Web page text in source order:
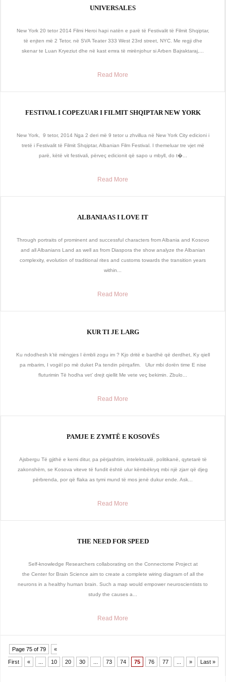
UNIVERSALES
New York 20 tetor 2014 Filmi Heroi hapi natën e parë të Festivalit të Filmit Shqiptar,
të enjten më 2 Tetor, në SVA Teater 333 West 23rd street, NYC. Me regji dhe
skenar te Luan Kryeziut dhe në kast emra të mirënjohur si Arben Bajraktaraj,...
Read More
FESTIVAL I COPEZUAR I FILMIT SHQIPTAR NEW YORK
New York, 9 tetor, 2014 Nga 2 deri më 9 tetor u zhvillua në New York City edicioni i
tretë i Festivalit të Filmit Shqiptar, Albanian Film Festival. I themeluar tre vjet më
parë, këtë vit festivali, përveç edicionit që sapo u mbyll, do t�...
Read More
ALBANIA AS I LOVE IT
Through portraits of prominent and successful characters from Albania and Kosovo
and all Albanians Land as well as from Diaspora the show analyze the Albanian
complexity, evolution of traditional rites and customs towards the transition years
within...
Read More
KUR TI JE LARG
Ku ndodhesh k’të mëngjes I ëmbli zogu im ? Kjo dritë e bardhë që derdhet, Ky qiell
pa mbarim, I vogël po më duket Pa tendin përqafim. Ulur mbi dorën time E nise
fluturimin Të hodha vet’ drejt qiellit Me vete veç bekimin. Zbulo...
Read More
PAMJE E ZYMTË E KOSOVËS
Ajsbergu Të gjithë e kemi ditur, pa përjashtim, intelektualë, politikanë, qytetarë të
zakonshëm, se Kosova viteve të fundit është ulur këmbëkryq mbi një zjarr që djeg
përbrenda, por që flaka as tymi mund të mos jenë dukur ende. Ask...
Read More
THE NEED FOR SPEED
Self-knowledge Researchers collaborating on the Connectome Project at
the Center for Brain Science aim to create a complete wiring diagram of all the
neurons in a healthy human brain. Such a map would empower neuroscientists to
study the causes a...
Read More
Page 75 of 79 «
First « 10 20 30 73 74 75 76 77 » Last »